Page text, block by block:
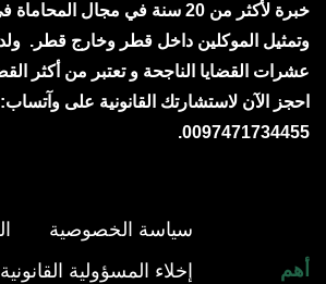
خبرة لأكثر من 20 سنة في مجال
وتمثيل الموكلين داخل قطر وخارج قطر.
عشرات القضايا الناجحة و تعتبر من أكثر
احجز الآن لاستشارتك القانونية على وآتساب:
0097471734455.
أهم
سياسة الخصوصية
إخلاء المسؤولية القانونية